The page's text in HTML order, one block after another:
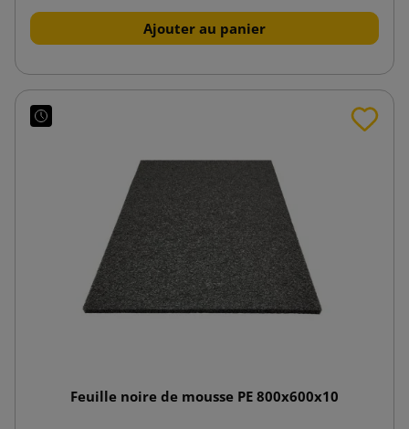
Ajouter au panier
Feuille noire de mousse PE 800x600x10